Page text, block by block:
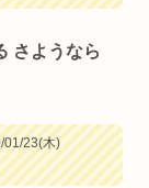
さようなら
01/23(木)